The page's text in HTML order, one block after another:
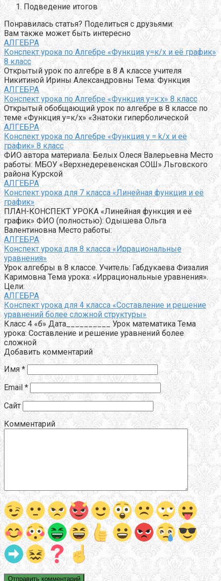
Подведение итогов
Понравилась статья? Поделиться с друзьями:
Вам также может быть интересно
АЛГЕБРА
Конспект урока по Алгебре «Функция у=к/х и её график»
8 класс
Открытый урок по алгебре в 8 А классе учителя
Никитиной Ирины Александровны Тема: Функция
АЛГЕБРА
Конспект урока по Алгебре «Функция у=к:х» 8 класс
Открытый обобщающий урок по алгебре в 8 классе по
теме «Функция у=к/х» «Знатоки гиперболической
АЛГЕБРА
Конспект урока по Алгебре «Функция y = k/x и её
график» 8 класс
ФИО автора материала. Белых Олеся Валерьевна Место
работы: МБОУ «Верхнедеревенская СОШ» Льговского
района Курской
АЛГЕБРА
Конспект урока для 7 класса «Линейная функция и её
график»
ПЛАН-КОНСПЕКТ УРОКА «Линейная функция и её
график» ФИО (полностью): Одышева Ольга
Валентиновна Место работы:
АЛГЕБРА
Конспект урока для 8 класса «Иррациональные
уравнения»
Урок алгебры в 8 классе. Учитель: Габдукаева Физалия
Каримовна Тема урока: «Иррациональные уравнения».
Цели:
АЛГЕБРА
Конспект урока для 4 класса «Составление и решение
уравнений более сложной структуры»
Класс 4 «б» Дата__________ Урок математика Тема
урока: Составление и решение уравнений более
сложной
Добавить комментарий
Имя *
Email *
Сайт
Комментарий